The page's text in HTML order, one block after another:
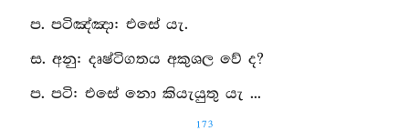
ප. පටිඤ්‍ඤා: එසේ යැ.
ස. අනු: දෘෂ්ටිගතය අකුශල වේ ද?
ප. පටි: එසේ නො කියැයුතු යැ ...
173